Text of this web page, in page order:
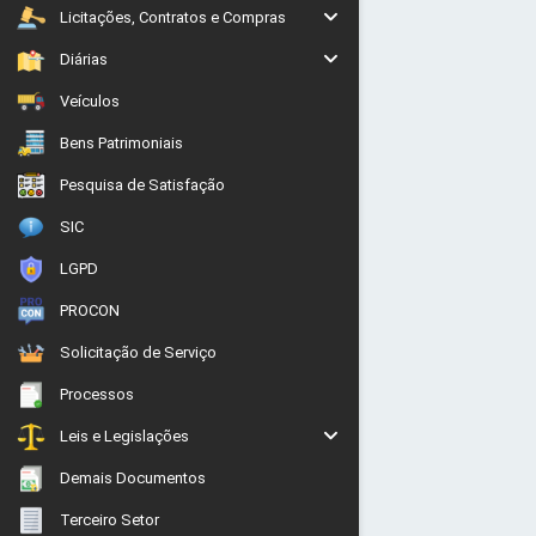
Licitações, Contratos e Compras
Diárias
Veículos
Bens Patrimoniais
Pesquisa de Satisfação
SIC
LGPD
PROCON
Solicitação de Serviço
Processos
Leis e Legislações
Demais Documentos
Terceiro Setor